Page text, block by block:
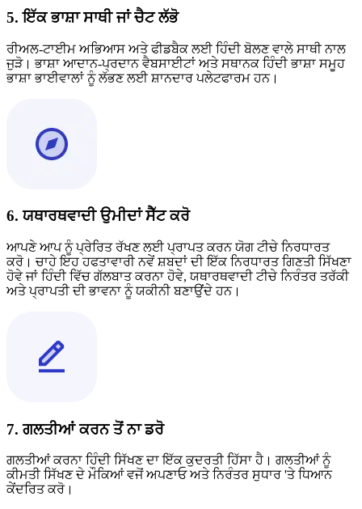
5. ਇੱਕ ਭਾਸ਼ਾ ਸਾਥੀ ਜਾਂ ਚੈਟ ਲੱਭੋ
ਰੀਅਲ-ਟਾਈਮ ਅਭਿਆਸ ਅਤੇ ਫੀਡਬੈਕ ਲਈ ਹਿੰਦੀ ਬੋਲਣ ਵਾਲੇ ਸਾਥੀ ਨਾਲ
ਜੁੜੋ। ਭਾਸ਼ਾ ਆਦਾਨ-ਪ੍ਰਦਾਨ ਵੈਬਸਾਈਟਾਂ ਅਤੇ ਸਥਾਨਕ ਹਿੰਦੀ ਭਾਸ਼ਾ ਸਮੂਹ
ਭਾਸ਼ਾ ਭਾਈਵਾਲਾਂ ਨੂੰ ਲੱਭਣ ਲਈ ਸ਼ਾਨਦਾਰ ਪਲੇਟਫਾਰਮ ਹਨ।
6. ਯਥਾਰਥਵਾਦੀ ਉਮੀਦਾਂ ਸੈੱਟ ਕਰੋ
ਆਪਣੇ ਆਪ ਨੂੰ ਪ੍ਰੇਰਿਤ ਰੱਖਣ ਲਈ ਪ੍ਰਾਪਤ ਕਰਨ ਯੋਗ ਟੀਚੇ ਨਿਰਧਾਰਤ
ਕਰੋ। ਚਾਹੇ ਇਹ ਹਫਤਾਵਾਰੀ ਨਵੇਂ ਸ਼ਬਦਾਂ ਦੀ ਇੱਕ ਨਿਰਧਾਰਤ ਗਿਣਤੀ ਸਿੱਖਣਾ
ਹੋਵੇ ਜਾਂ ਹਿੰਦੀ ਵਿੱਚ ਗੱਲਬਾਤ ਕਰਨਾ ਹੋਵੇ, ਯਥਾਰਥਵਾਦੀ ਟੀਚੇ ਨਿਰੰਤਰ ਤਰੱਕੀ
ਅਤੇ ਪ੍ਰਾਪਤੀ ਦੀ ਭਾਵਨਾ ਨੂੰ ਯਕੀਨੀ ਬਣਾਉਂਦੇ ਹਨ।
7. ਗਲਤੀਆਂ ਕਰਨ ਤੋਂ ਨਾ ਡਰੋ
ਗਲਤੀਆਂ ਕਰਨਾ ਹਿੰਦੀ ਸਿੱਖਣ ਦਾ ਇੱਕ ਕੁਦਰਤੀ ਹਿੱਸਾ ਹੈ। ਗਲਤੀਆਂ ਨੂੰ
ਕੀਮਤੀ ਸਿੱਖਣ ਦੇ ਮੌਕਿਆਂ ਵਜੋਂ ਅਪਣਾਓ ਅਤੇ ਨਿਰੰਤਰ ਸੁਧਾਰ 'ਤੇ ਧਿਆਨ
ਕੇਂਦਰਿਤ ਕਰੋ।